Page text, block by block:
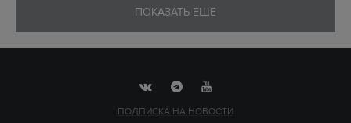
ПОКАЗАТЬ ЕЩЕ
ПОДПИСКА НА НОВОСТИ